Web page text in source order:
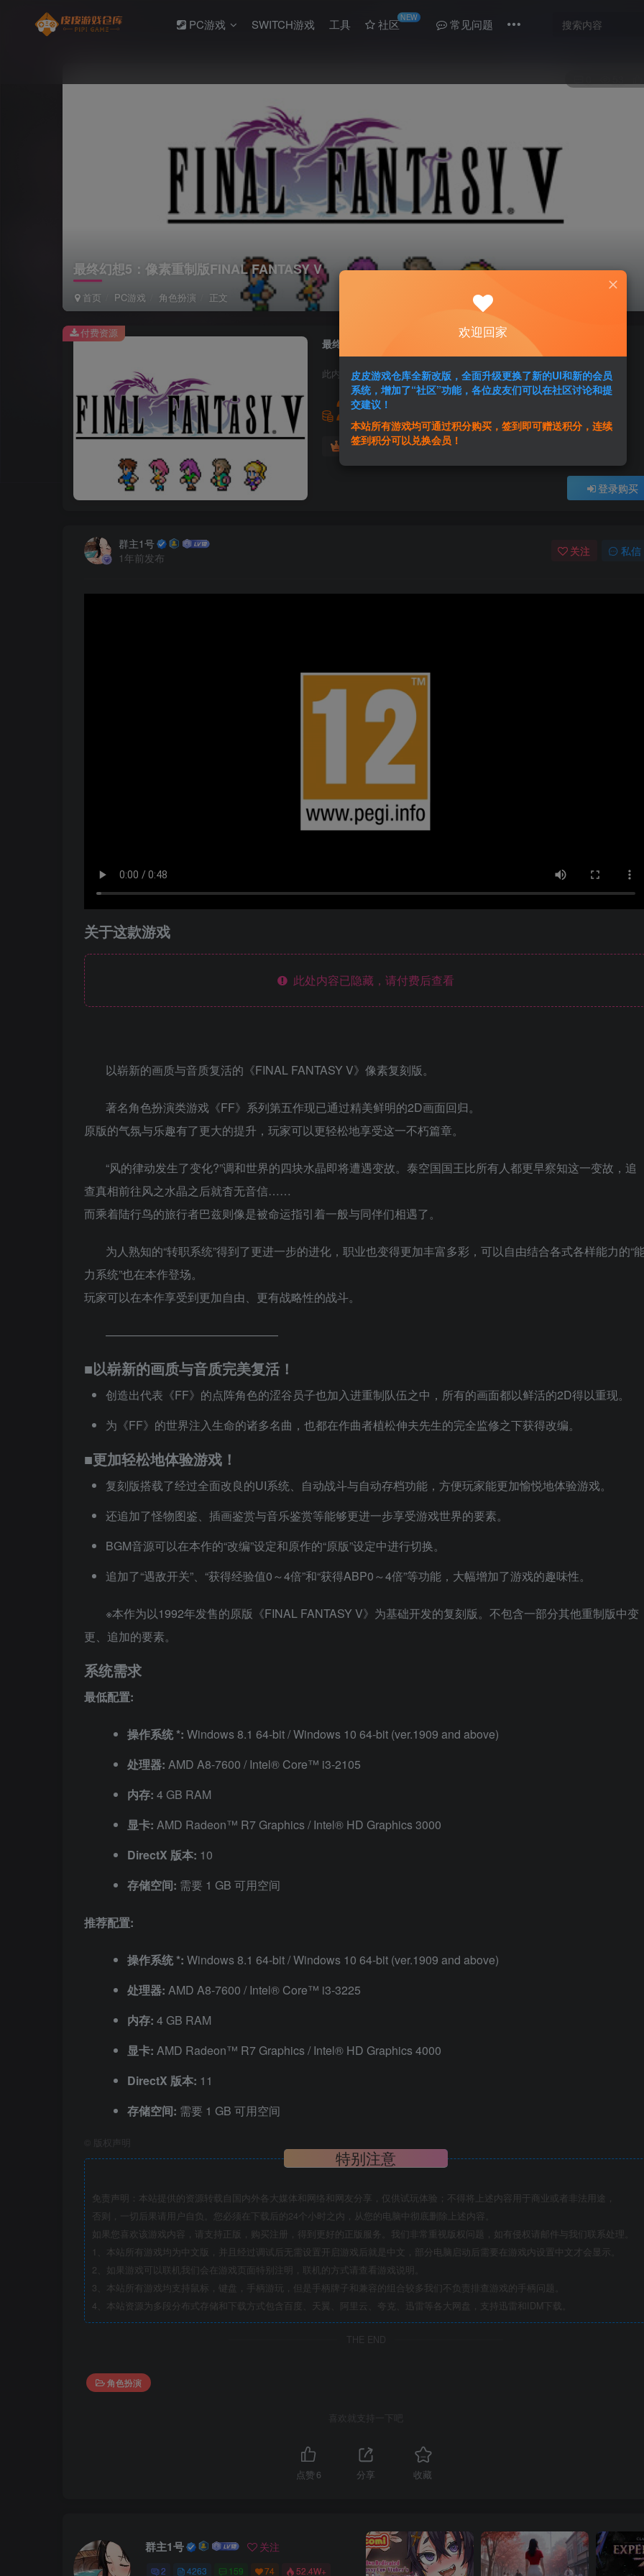
PC游戏 SWITCH游戏 工具 社区NEW 常见问题
最终幻想5：像素重制版FINAL FANTASY V
首页 PC游戏 角色扮演 正文
最终幻想5：像素重制版FINAL FANTASY V
此内容为付费资源，请付费后查看
2
黄金会员免费 超级会员
登录购买
付费资源
群主1号
1年前发布
关注 私信
关于这款游戏
此处内容已隐藏，请付费后查看
以崭新的画质与音质复活的《FINAL FANTASY V》像素复刻版。
著名角色扮演类游戏《FF》系列第五作现已通过精美鲜明的2D画面回归。
原版的气氛与乐趣有了更大的提升，玩家可以更轻松地享受这一不朽篇章。
“风的律动发生了变化?”调和世界的四块水晶即将遭遇变故。泰空国国王比所有人都更早察知这一变故，追
查真相前往风之水晶之后就杳无音信……
而乘着陆行鸟的旅行者巴兹则像是被命运指引着一般与同伴们相遇了。
为人熟知的“转职系统”得到了更进一步的进化，职业也变得更加丰富多彩，可以自由结合各式各样能力的“
力系统”也在本作登场。
玩家可以在本作享受到更加自由、更有战略性的战斗。
———————————————
■以崭新的画质与音质完美复活！
创造出代表《FF》的点阵角色的涩谷员子也加入进重制队伍之中，所有的画面都以鲜活的2D得以重现。
为《FF》的世界注入生命的诸多名曲，也都在作曲者植松伸夫先生的完全监修之下获得改编。
■更加轻松地体验游戏！
复刻版搭载了经过全面改良的UI系统、自动战斗与自动存档功能，方便玩家能更加愉悦地体验游戏。
还追加了怪物图鉴、插画鉴赏与音乐鉴赏等能够更进一步享受游戏世界的要素。
BGM音源可以在本作的“改编”设定和原作的“原版”设定中进行切换。
追加了“遇敌开关”、“获得经验值0～4倍”和“获得ABP0～4倍”等功能，大幅增加了游戏的趣味性。
※本作为以1992年发售的原版《FINAL FANTASY V》为基础开发的复刻版。不包含一部分其他重制版中变
更、追加的要素。
系统需求
最低配置:
操作系统 *: Windows 8.1 64-bit / Windows 10 64-bit (ver.1909 and above)
处理器: AMD A8-7600 / Intel® Core™ i3-2105
内存: 4 GB RAM
显卡: AMD Radeon™ R7 Graphics / Intel® HD Graphics 3000
DirectX 版本: 10
存储空间: 需要 1 GB 可用空间
推荐配置:
操作系统 *: Windows 8.1 64-bit / Windows 10 64-bit (ver.1909 and above)
处理器: AMD A8-7600 / Intel® Core™ i3-3225
内存: 4 GB RAM
显卡: AMD Radeon™ R7 Graphics / Intel® HD Graphics 4000
DirectX 版本: 11
存储空间: 需要 1 GB 可用空间
版权声明
特别注意
免责声明：本站提供的资源转载自国内外各大媒体和网络和网友分享，仅供试玩体验；不得将上述内容用于商业或者非法用途，
否则，一切后果请用户自负。您必须在下载后的24个小时之内，从您的电脑中彻底删除上述内容。
如果您喜欢该游戏内容，请支持正版，购买注册，得到更好的正版服务。我们非常重视版权问题，如有侵权请邮件与我们联系处理。
1、本站所有游戏均为中文版，并且经过调试后无需设置开启游戏后就是中文，部分电脑启动后需要在游戏内设置中文才会显示。
2、如果游戏可以联机我们会在游戏页面特别注明，联机的方式请查看游戏说明。
3、本站所有游戏均支持鼠标，键盘，手柄游玩，但是手柄牌子和兼容的组合较多我们不负责排查游戏的手柄问题。
4、本站资源为多段分布式存储和下载方式包含百度、天翼、阿里云、夸克、迅雷等各大网盘，支持迅雷和IDM下载。
THE END
角色扮演
喜欢就支持一下吧
点赞 6 分享 收藏
群主1号 关注
2 4263 159 74 52.4W+
欢迎回家
皮皮游戏仓库全新改版，全面升级更换了新的UI和新的会员
系统，增加了“社区”功能，各位皮友们可以在社区讨论和提
交建议！
本站所有游戏均可通过积分购买，签到即可赠送积分，连续
签到积分可以兑换会员！